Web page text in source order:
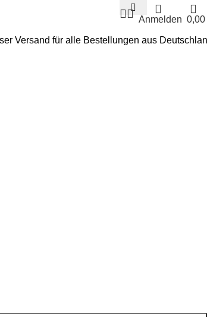
Anmelden 0,00
Versand für alle Bestellungen aus